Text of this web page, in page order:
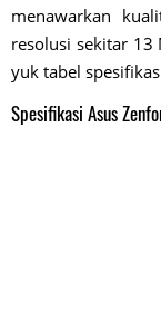
menawarkan
resolusi sekitar 13
yuk tabel
Spesifikasi Asus